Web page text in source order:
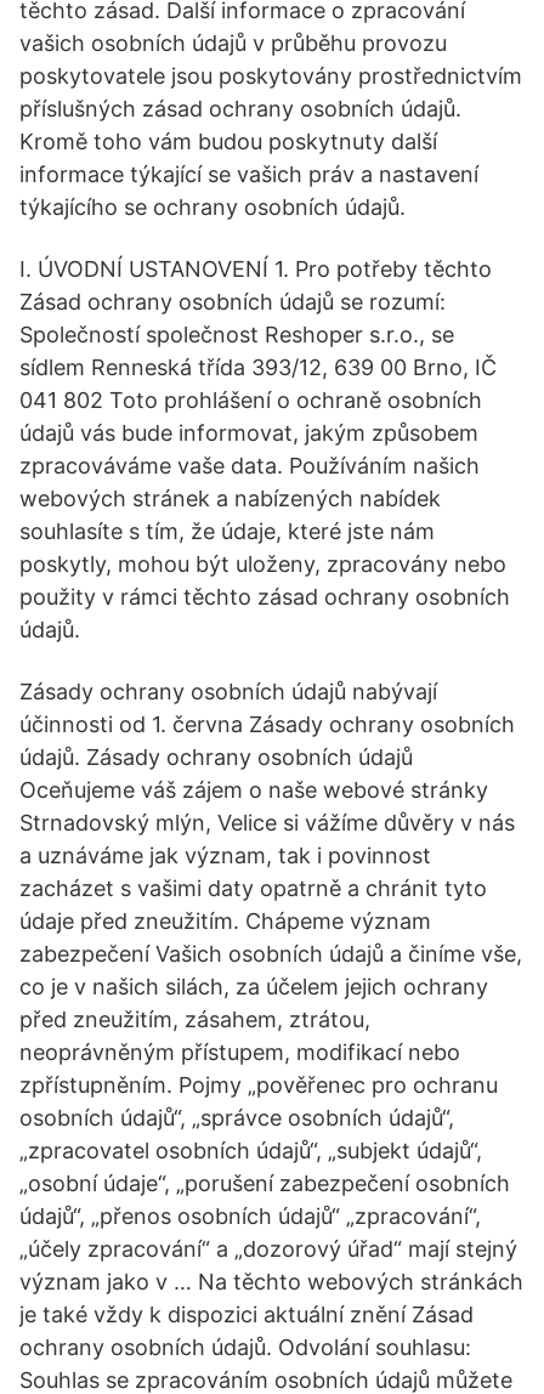
těchto zásad. Další informace o zpracování
vašich osobních údajů v průběhu provozu
poskytovatele jsou poskytovány prostřednictvím
příslušných zásad ochrany osobních údajů.
Kromě toho vám budou poskytnuty další
informace týkající se vašich práv a nastavení
týkajícího se ochrany osobních údajů.
I. ÚVODNÍ USTANOVENÍ 1. Pro potřeby těchto
Zásad ochrany osobních údajů se rozumí:
Společností společnost Reshoper s.r.o., se
sídlem Renneská třída 393/12, 639 00 Brno, IČ
041 802 Toto prohlášení o ochraně osobních
údajů vás bude informovat, jakým způsobem
zpracováváme vaše data. Používáním našich
webových stránek a nabízených nabídek
souhlasíte s tím, že údaje, které jste nám
poskytly, mohou být uloženy, zpracovány nebo
použity v rámci těchto zásad ochrany osobních
údajů.
Zásady ochrany osobních údajů nabývají
účinnosti od 1. června Zásady ochrany osobních
údajů. Zásady ochrany osobních údajů
Oceňujeme váš zájem o naše webové stránky
Strnadovský mlýn, Velice si vážíme důvěry v nás
a uznáváme jak význam, tak i povinnost
zacházet s vašimi daty opatrně a chránit tyto
údaje před zneužitím. Chápeme význam
zabezpečení Vašich osobních údajů a činíme vše,
co je v našich silách, za účelem jejich ochrany
před zneužitím, zásahem, ztrátou,
neoprávněným přístupem, modifikací nebo
zpřístupněním. Pojmy „pověřenec pro ochranu
osobních údajů“, „správce osobních údajů“,
„zpracovatel osobních údajů“, „subjekt údajů“,
„osobní údaje“, „porušení zabezpečení osobních
údajů“, „přenos osobních údajů“ „zpracování“,
„účely zpracování“ a „dozorový úřad“ mají stejný
význam jako v … Na těchto webových stránkách
je také vždy k dispozici aktuální znění Zásad
ochrany osobních údajů. Odvolání souhlasu:
Souhlas se zpracováním osobních údajů můžete